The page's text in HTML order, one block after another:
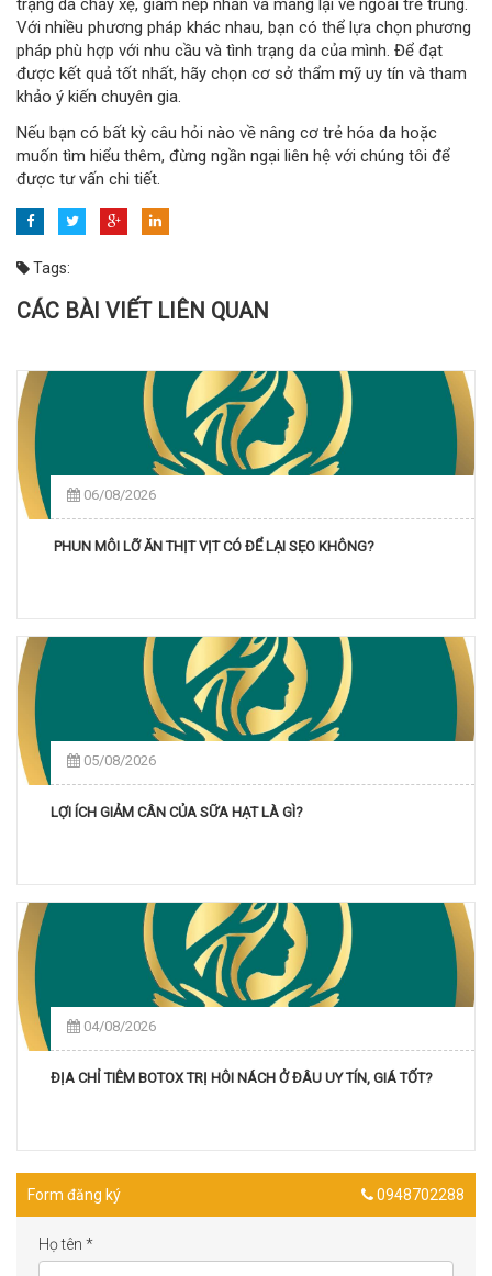
trạng da chảy xệ, giảm nếp nhăn và mang lại vẻ ngoài trẻ trung.
Với nhiều phương pháp khác nhau, bạn có thể lựa chọn phương
pháp phù hợp với nhu cầu và tình trạng da của mình. Để đạt
được kết quả tốt nhất, hãy chọn cơ sở thẩm mỹ uy tín và tham
khảo ý kiến chuyên gia.
Nếu bạn có bất kỳ câu hỏi nào về nâng cơ trẻ hóa da hoặc
muốn tìm hiểu thêm, đừng ngần ngại liên hệ với chúng tôi để
được tư vấn chi tiết.
Tags:
CÁC BÀI VIẾT LIÊN QUAN
06/08/2026
PHUN MÔI LỠ ĂN THỊT VỊT CÓ ĐỂ LẠI SẸO KHÔNG?
05/08/2026
LỢI ÍCH GIẢM CÂN CỦA SỮA HẠT LÀ GÌ?
04/08/2026
ĐỊA CHỈ TIÊM BOTOX TRỊ HÔI NÁCH Ở ĐÂU UY TÍN, GIÁ TỐT?
Form đăng ký 0948702288
Họ tên *